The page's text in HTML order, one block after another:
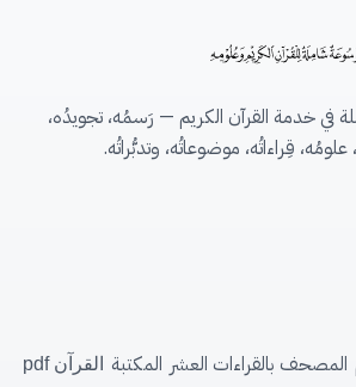
في خدمة القرآن الكريم — رَسمُه، تجويدُه،
علومُه، قِراءاتُه، موضوعاتُه، وتدبُّراتُه.
المصحف بالقراءات العشر المكتبة القرآن pdf